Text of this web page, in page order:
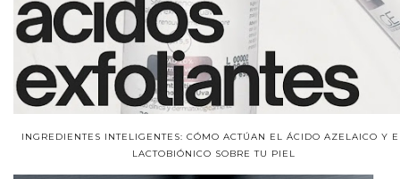
INGREDIENTES INTELIGENTES: CÓMO ACTÚAN EL ÁCIDO AZELAICO Y
LACTOBIÓNICO SOBRE TU PIEL